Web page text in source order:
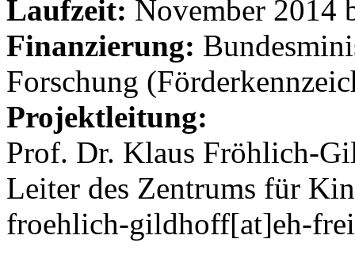
Laufzeit: November 2014
Finanzierung:
Forschung
Projektleitung:
Prof. Dr. Klaus Fröhlich-
Leiter des Zentrums für
froehlich-gildhoff[at]eh-